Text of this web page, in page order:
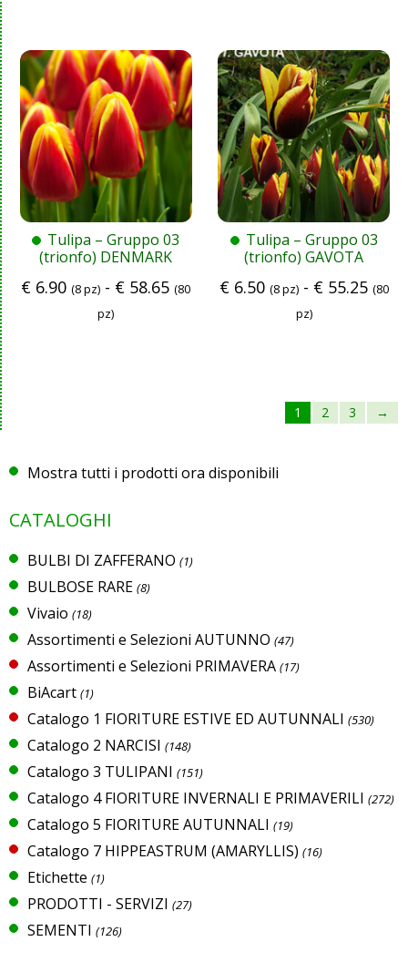
Tulipa – Gruppo 03
(trionfo) DENMARK
€ 6.90 (8 pz) - € 58.65 (80
pz)
Tulipa – Gruppo 03
(trionfo) GAVOTA
€6.50 (8 pz)- €55.25 (80
pz)
1 2 3 →
Mostra tutti i prodotti ora disponibili
CATALOGHI
BULBI DI ZAFFERANO (1)
BULBOSE RARE (8)
Vivaio (18)
Assortimenti e Selezioni AUTUNNO (47)
Assortimenti e Selezioni PRIMAVERA (17)
BiAcart (1)
Catalogo 1 FIORITURE ESTIVE ED AUTUNNALI (530)
Catalogo 2 NARCISI (148)
Catalogo 3 TULIPANI (151)
Catalogo 4 FIORITURE INVERNALI E PRIMAVERILI (272)
Catalogo 5 FIORITURE AUTUNNALI (19)
Catalogo 7 HIPPEASTRUM (AMARYLLIS) (16)
Etichette (1)
PRODOTTI - SERVIZI (27)
SEMENTI (126)